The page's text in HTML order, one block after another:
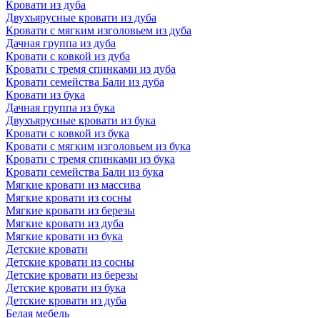
Кровати из дуба
Двухъярусные кровати из дуба
Кровати с мягким изголовьем из дуба
Дачная группа из дуба
Кровати с ковкой из дуба
Кровати с тремя спинками из дуба
Кровати семейства Бали из дуба
Кровати из бука
Дачная группа из бука
Двухъярусные кровати из бука
Кровати с ковкой из бука
Кровати с мягким изголовьем из бука
Кровати с тремя спинками из бука
Кровати семейства Бали из бука
Мягкие кровати из массива
Мягкие кровати из сосны
Мягкие кровати из березы
Мягкие кровати из дуба
Мягкие кровати из бука
Детские кровати
Детские кровати из сосны
Детские кровати из березы
Детские кровати из бука
Детские кровати из дуба
Белая мебель